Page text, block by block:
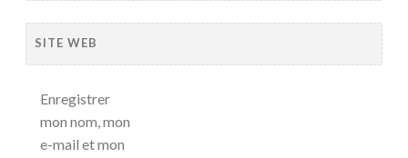
SITE WEB
Enregistrer
mon nom, mon
e-mail et mon